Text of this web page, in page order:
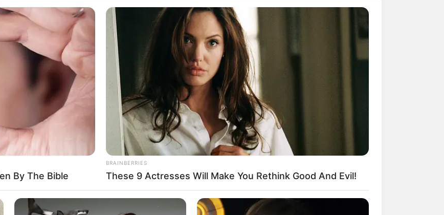
10 Potret Awan
Hasilkan
By The Bible
BRAINBERRIES
These 9 Actresses Will Make You Rethink Good And Evil!